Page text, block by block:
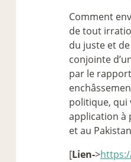
Comment
de tout
du juste et
conjointe
par le
politique, qui
application à
et au
[Lien->